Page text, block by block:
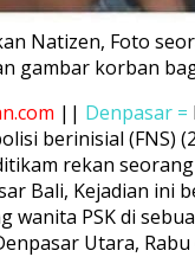
Natizen, Foto
gambar korban
|| Denpasar =
berinisial (FNS)
rekan
Bali, Kejadian ini
wanita PSK di
Utara, Rabu